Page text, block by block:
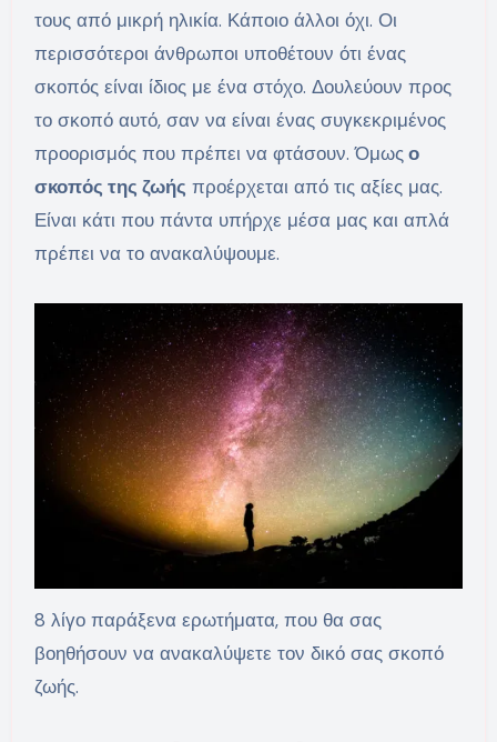
τους από μικρή ηλικία. Κάποιο άλλοι όχι. Οι
περισσότεροι άνθρωποι υποθέτουν ότι ένας
σκοπός είναι ίδιος με ένα στόχο. Δουλεύουν προς
το σκοπό αυτό, σαν να είναι ένας συγκεκριμένος
προορισμός που πρέπει να φτάσουν. Όμως ο
σκοπός της ζωής προέρχεται από τις αξίες μας.
Είναι κάτι που πάντα υπήρχε μέσα μας και απλά
πρέπει να το ανακαλύψουμε.
8 λίγο παράξενα ερωτήματα, που θα σας
βοηθήσουν να ανακαλύψετε τον δικό σας σκοπό
ζωής.